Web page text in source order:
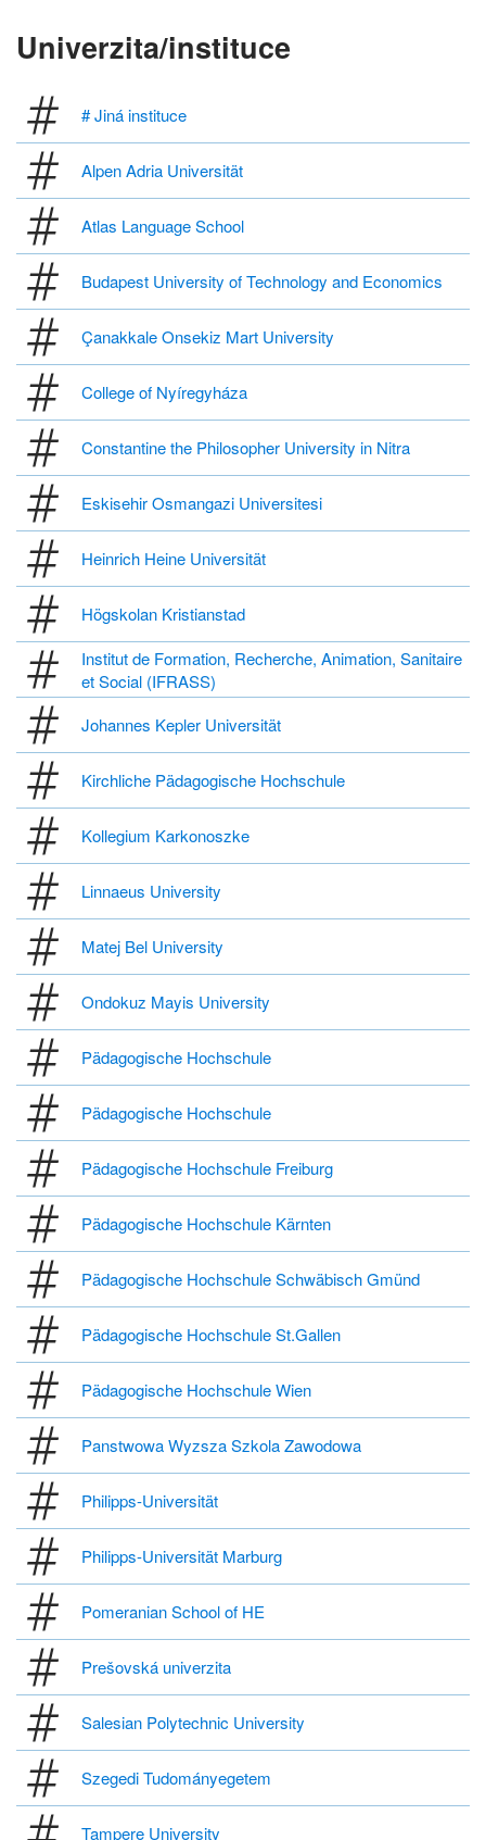
Univerzita/instituce
# Jiná instituce
Alpen Adria Universität
Atlas Language School
Budapest University of Technology and Economics
Çanakkale Onsekiz Mart University
College of Nyíregyháza
Constantine the Philosopher University in Nitra
Eskisehir Osmangazi Universitesi
Heinrich Heine Universität
Högskolan Kristianstad
Institut de Formation, Recherche, Animation, Sanitaire
et Social (IFRASS)
Johannes Kepler Universität
Kirchliche Pädagogische Hochschule
Kollegium Karkonoszke
Linnaeus University
Matej Bel University
Ondokuz Mayis University
Pädagogische Hochschule
Pädagogische Hochschule
Pädagogische Hochschule Freiburg
Pädagogische Hochschule Kärnten
Pädagogische Hochschule Schwäbisch Gmünd
Pädagogische Hochschule St.Gallen
Pädagogische Hochschule Wien
Panstwowa Wyzsza Szkola Zawodowa
Philipps-Universität
Philipps-Universität Marburg
Pomeranian School of HE
Prešovská univerzita
Salesian Polytechnic University
Szegedi Tudományegetem
Tampere University